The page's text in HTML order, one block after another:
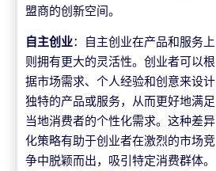
盟商的创新空间。
自主创业：自主创业在产品和服务上
则拥有更大的灵活性。创业者可以根
据市场需求、个人经验和创意来设计
独特的产品或服务，从而更好地满足
当地消费者的个性化需求。这种差异
化策略有助于创业者在激烈的市场竞
争中脱颖而出，吸引特定消费群体。